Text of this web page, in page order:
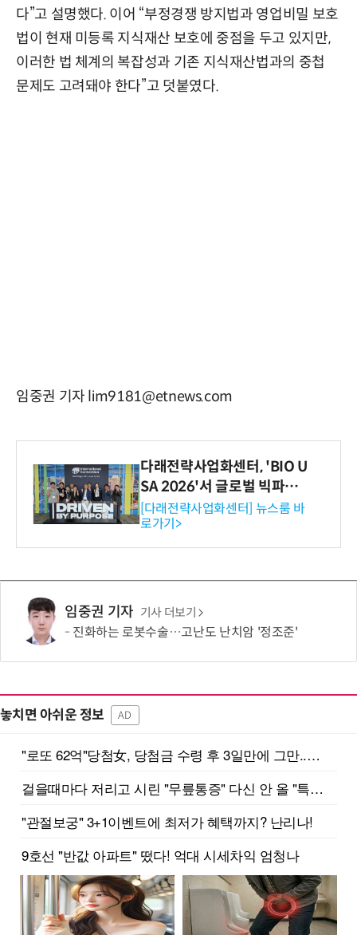
다”고 설명했다. 이어 “부정경쟁 방지법과 영업비밀 보호
법이 현재 미등록 지식재산 보호에 중점을 두고 있지만,
이러한 법 체계의 복잡성과 기존 지식재산법과의 중첩
문제도 고려돼야 한다”고 덧붙였다.
임중권 기자 lim9181@etnews.com
다래전략사업화센터, 'BIO U
SA 2026'서 글로벌 빅파마
와의 비즈니스 미팅 지원…K
-바이오 해외 진출 교두보 확
보
[다래전략사업화센터] 뉴스룸 바
로가기>
임중권 기자 기사 더보기
진화하는 로봇수술…고난도 난치암 '정조준'
놓치면 아쉬운 정보 AD